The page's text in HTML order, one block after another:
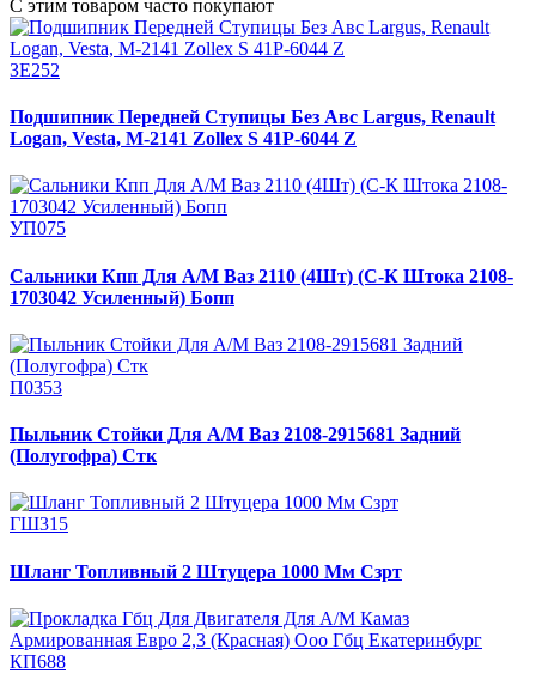
С этим товаром часто покупают
ЗЕ252
Подшипник Передней Ступицы Без Авс Largus, Renault
Logan, Vesta, М-2141 Zollex S 41P-6044 Z
УП075
Сальники Кпп Для А/М Ваз 2110 (4Шт) (С-К Штока 2108-
1703042 Усиленный) Бопп
П0353
Пыльник Стойки Для А/М Ваз 2108-2915681 Задний
(Полугофра) Стк
ГШ315
Шланг Топливный 2 Штуцера 1000 Мм Сзрт
КП688